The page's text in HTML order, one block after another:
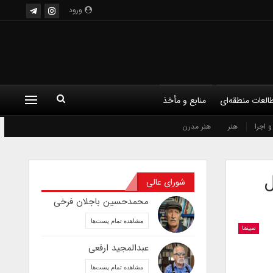
ورود
اجرا هنر هنر مدرن
منطقه‌ای منابع و مأخذ
سینما
شورای عالی
محمدحسین باجلان فرخی
مشاهده تمام پست‌ها
عبدالمجید ارفعی
مشاهده تمام پست‌ها